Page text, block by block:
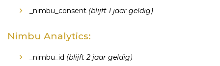
_nimbu_consent (blijft 1 jaar geldig)
Nimbu Analytics:
_nimbu_id (blijft 2 jaar geldig)